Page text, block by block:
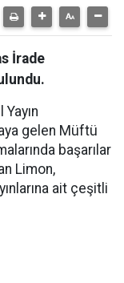
İrade
gelen Müftü
başarılar
Limon,
ait çeşitli